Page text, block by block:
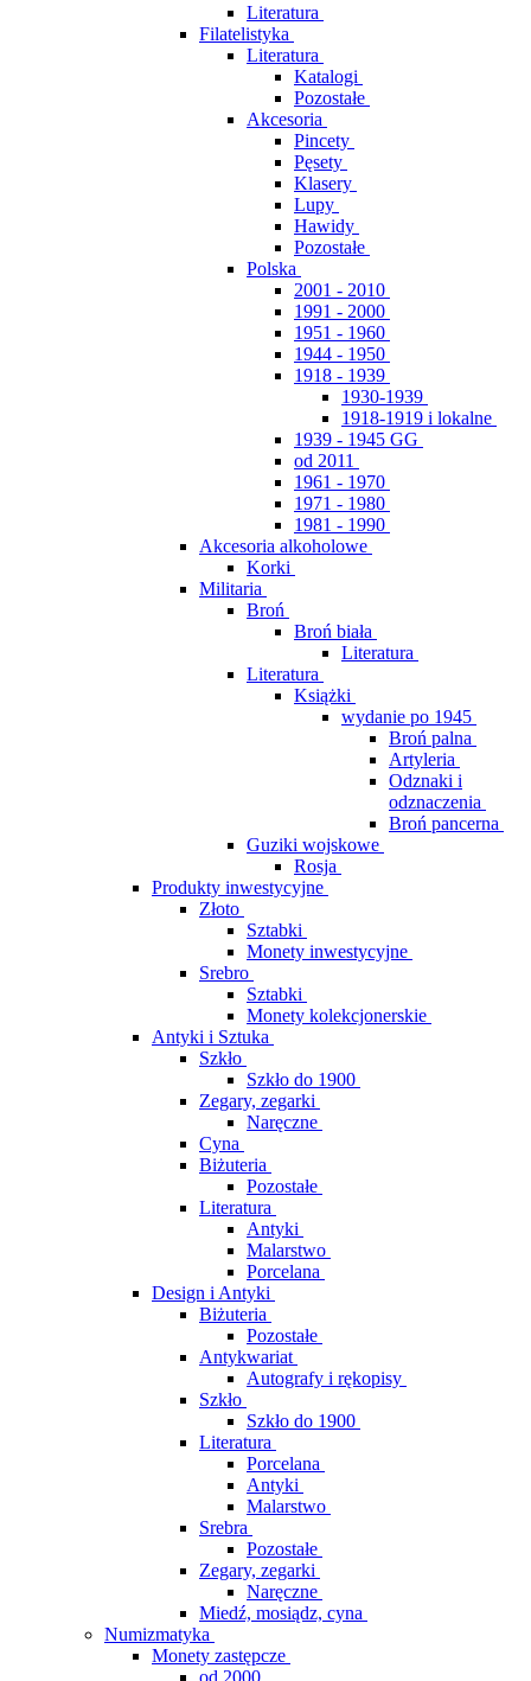
Literatura
Filatelistyka
Literatura
Katalogi
Pozostałe
Akcesoria
Pincety
Pęsety
Klasery
Lupy
Hawidy
Pozostałe
Polska
2001 - 2010
1991 - 2000
1951 - 1960
1944 - 1950
1918 - 1939
1930-1939
1918-1919 i lokalne
1939 - 1945 GG
od 2011
1961 - 1970
1971 - 1980
1981 - 1990
Akcesoria alkoholowe
Korki
Militaria
Broń
Broń biała
Literatura
Literatura
Książki
wydanie po 1945
Broń palna
Artyleria
Odznaki i
odznaczenia
Broń pancerna
Guziki wojskowe
Rosja
Produkty inwestycyjne
Złoto
Sztabki
Monety inwestycyjne
Srebro
Sztabki
Monety kolekcjonerskie
Antyki i Sztuka
Szkło
Szkło do 1900
Zegary, zegarki
Naręczne
Cyna
Biżuteria
Pozostałe
Literatura
Antyki
Malarstwo
Porcelana
Design i Antyki
Biżuteria
Pozostałe
Antykwariat
Autografy i rękopisy
Szkło
Szkło do 1900
Literatura
Porcelana
Antyki
Malarstwo
Srebra
Pozostałe
Zegary, zegarki
Naręczne
Miedź, mosiądz, cyna
Numizmatyka
Monety zastępcze
od 2000